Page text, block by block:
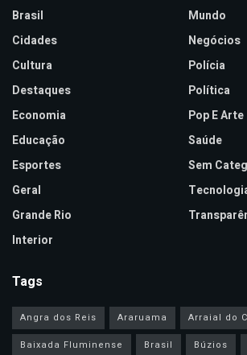
Brasil
Cidades
Cultura
Destaques
Economia
Educação
Esportes
Geral
Grande Rio
Interior
Mundo
Negócios
Polícia
Política
Pop E Arte
Saúde
Sem
Tags
Angra dos Reis Araruama
Arraial do
Baixada Fluminense
Brasil Búzios